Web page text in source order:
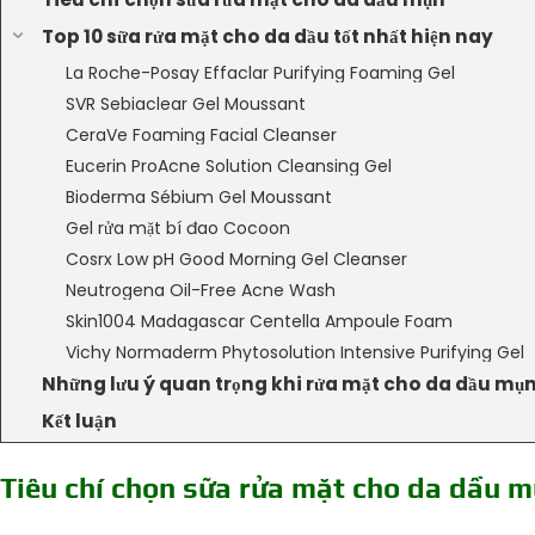
Top 10 sữa rửa mặt cho da dầu tốt nhất hiện nay
La Roche-Posay Effaclar Purifying Foaming Gel
SVR Sebiaclear Gel Moussant
CeraVe Foaming Facial Cleanser
Eucerin ProAcne Solution Cleansing Gel
Bioderma Sébium Gel Moussant
Gel rửa mặt bí đao Cocoon
Cosrx Low pH Good Morning Gel Cleanser
Neutrogena Oil-Free Acne Wash
Skin1004 Madagascar Centella Ampoule Foam
Vichy Normaderm Phytosolution Intensive Purifying Gel
Những lưu ý quan trọng khi rửa mặt cho da dầu mụn
Kết luận
Tiêu chí chọn sữa rửa mặt cho da dầu